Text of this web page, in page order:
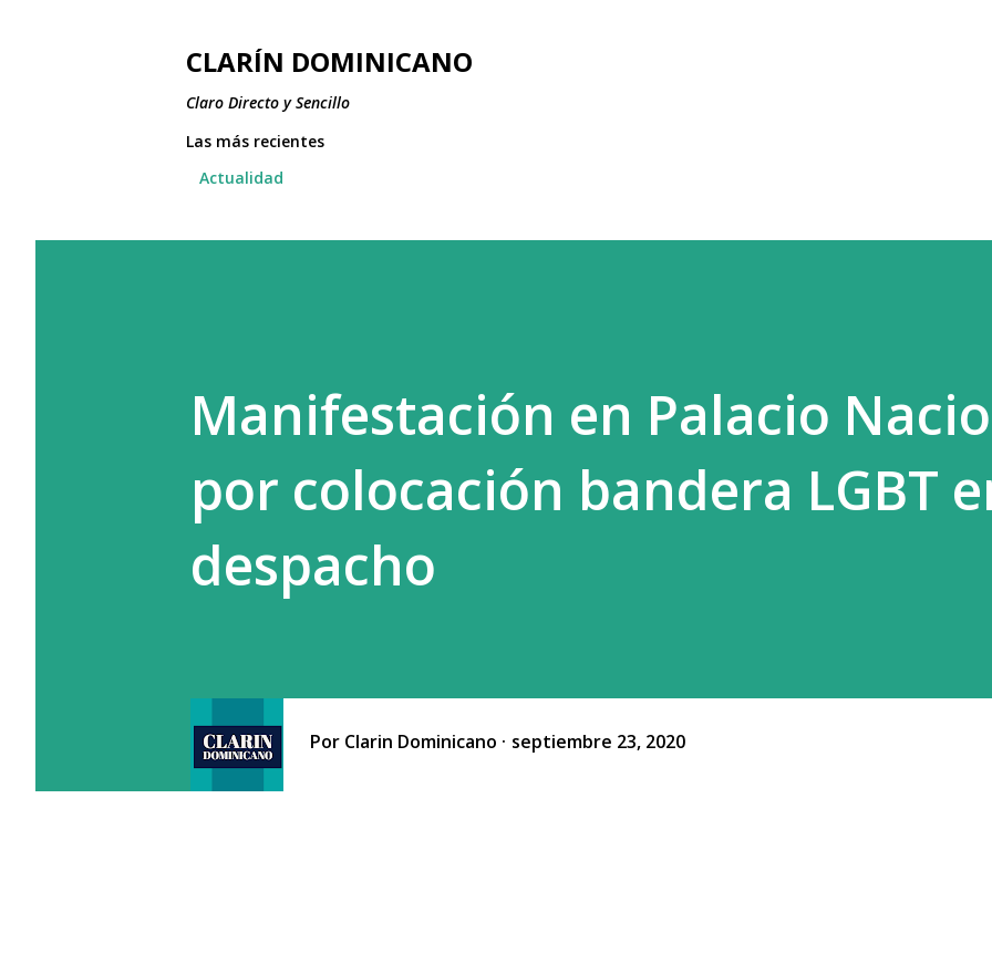
CLARÍN DOMINICANO
Claro Directo y Sencillo
Las más recientes
Actualidad
Manifestación en Palacio
por colocación bandera LGBT
despacho
Por Clarin Dominicano septiembre 23, 2020